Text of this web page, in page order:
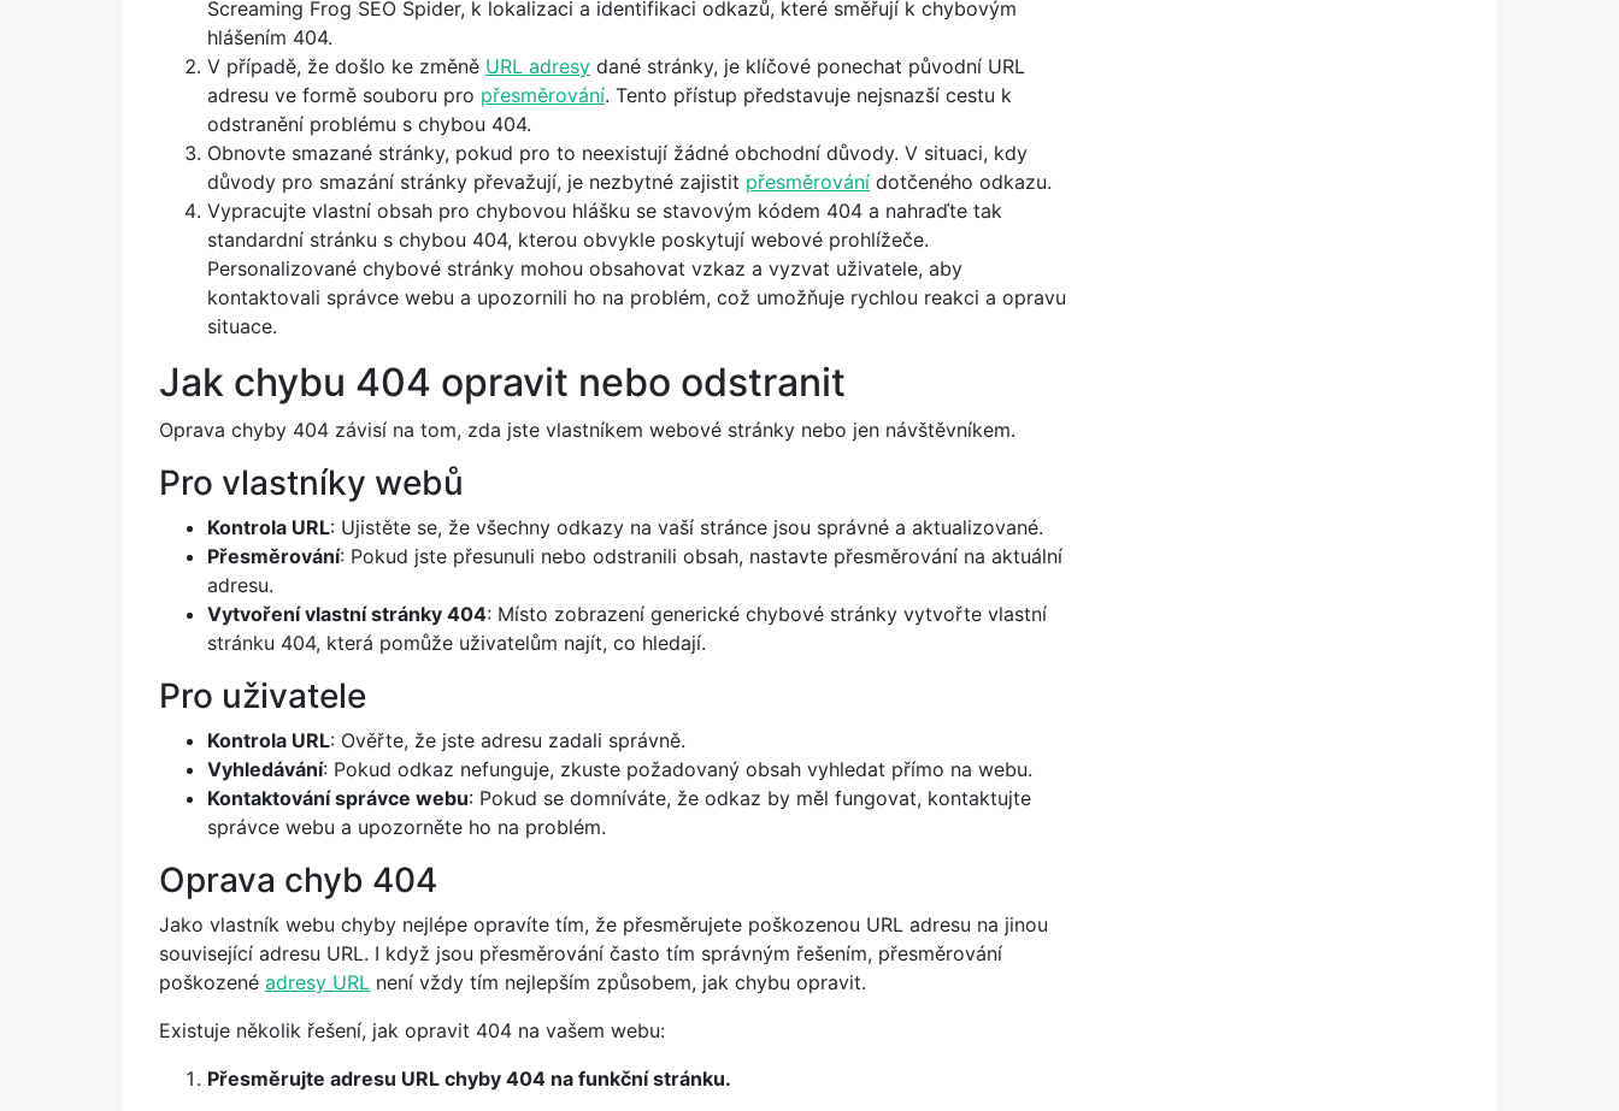
Screaming Frog SEO Spider, k lokalizaci a identifikaci odkazů, které směřují k chybovým
hlášením 404.
V případě, že došlo ke změně URL adresy dané stránky, je klíčové ponechat původní URL
adresu ve formě souboru pro přesměrování. Tento přístup představuje nejsnazší cestu k
odstranění problému s chybou 404.
Obnovte smazané stránky, pokud pro to neexistují žádné obchodní důvody. V situaci, kdy
důvody pro smazání stránky převažují, je nezbytné zajistit přesměrování dotčeného odkazu.
Vypracujte vlastní obsah pro chybovou hlášku se stavovým kódem 404 a nahraďte tak
standardní stránku s chybou 404, kterou obvykle poskytují webové prohlížeče.
Personalizované chybové stránky mohou obsahovat vzkaz a vyzvat uživatele, aby
kontaktovali správce webu a upozornili ho na problém, což umožňuje rychlou reakci a opravu
situace.
Jak chybu 404 opravit nebo odstranit
Oprava chyby 404 závisí na tom, zda jste vlastníkem webové stránky nebo jen návštěvníkem.
Pro vlastníky webů
Kontrola URL: Ujistěte se, že všechny odkazy na vaší stránce jsou správné a aktualizované.
Přesměrování: Pokud jste přesunuli nebo odstranili obsah, nastavte přesměrování na aktuální
adresu.
Vytvoření vlastní stránky 404: Místo zobrazení generické chybové stránky vytvořte vlastní
stránku 404, která pomůže uživatelům najít, co hledají.
Pro uživatele
Kontrola URL: Ověřte, že jste adresu zadali správně.
Vyhledávání: Pokud odkaz nefunguje, zkuste požadovaný obsah vyhledat přímo na webu.
Kontaktování správce webu: Pokud se domníváte, že odkaz by měl fungovat, kontaktujte
správce webu a upozorněte ho na problém.
Oprava chyb 404
Jako vlastník webu chyby nejlépe opravíte tím, že přesměrujete poškozenou URL adresu na jinou
související adresu URL. I když jsou přesměrování často tím správným řešením, přesměrování
poškozené adresy URL není vždy tím nejlepším způsobem, jak chybu opravit.
Existuje několik řešení, jak opravit 404 na vašem webu:
Přesměrujte adresu URL chyby 404 na funkční stránku.